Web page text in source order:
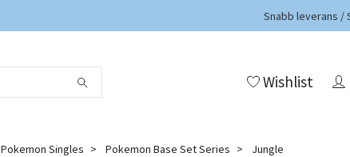
Snabb leverans /
Wishlist
Pokemon Singles Pokemon Base Set Series
Jungle